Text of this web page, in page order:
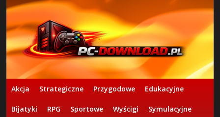
Akcja Strategiczne Przygodowe Edukacyjne
Bijatyki RPG Sportowe Wyścigi Symulacyjne